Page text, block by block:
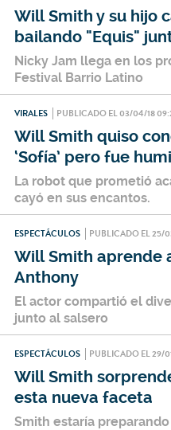
Will Smith y su hijo
bailando "Equis"
Nicky Jam llega en los
Festival Barrio Latino
VIRALES PUBLICADO EL 03/04/18
Will Smith quiso
‘Sofía’ pero fue
La robot que prometió
cayó en sus encantos.
ESPECTÁCULOS PUBLICADO EL 25/
Will Smith aprende
Anthony
El actor compartió el
junto al salsero
ESPECTÁCULOS PUBLICADO EL 29/
Will Smith
esta nueva faceta
Smith estaría